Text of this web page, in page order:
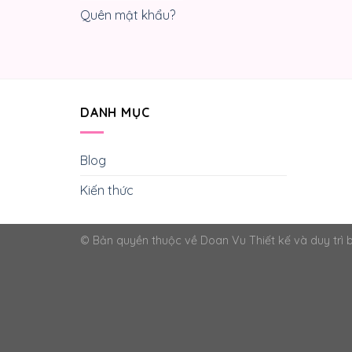
Quên mật khẩu?
DANH MỤC
Blog
Kiến thức
© Bản quyền thuộc về Doan Vu Thiết kế và duy trì